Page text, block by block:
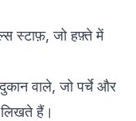
स्टाफ़, जो हफ़्ते में
वाले, जो पर्चे और
लिखते हैं।